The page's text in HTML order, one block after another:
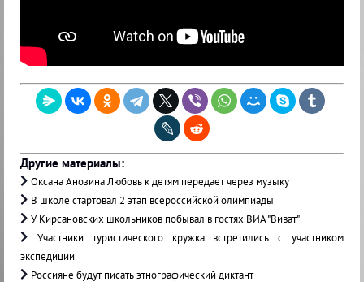
Другие материалы:
Оксана Анозина Любовь к детям передает через музыку
В школе стартовал 2 этап всероссийской олимпиады
У Кирсановских школьников побывал в гостях ВИА "Виват"
Участники туристического кружка встретились с участником
экспедиции
Россияне будут писать этнографический диктант